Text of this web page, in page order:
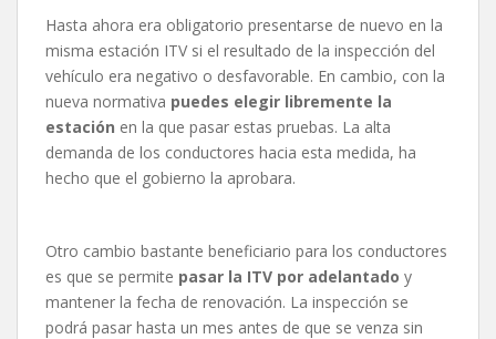
Hasta ahora era obligatorio presentarse de nuevo en la
misma estación ITV si el resultado de la inspección del
vehículo era negativo o desfavorable. En cambio, con la
nueva normativa puedes elegir libremente la
estación en la que pasar estas pruebas. La alta
demanda de los conductores hacia esta medida, ha
hecho que el gobierno la aprobara.
Otro cambio bastante beneficiario para los conductores
es que se permite pasar la ITV por adelantado y
mantener la fecha de renovación. La inspección se
podrá pasar hasta un mes antes de que se venza sin